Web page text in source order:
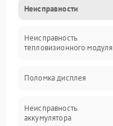
Измерения
Матрица
Неисправности
Неисправность
тепловизионного модуля
Поломка дисплея
Неисправность
аккумулятора